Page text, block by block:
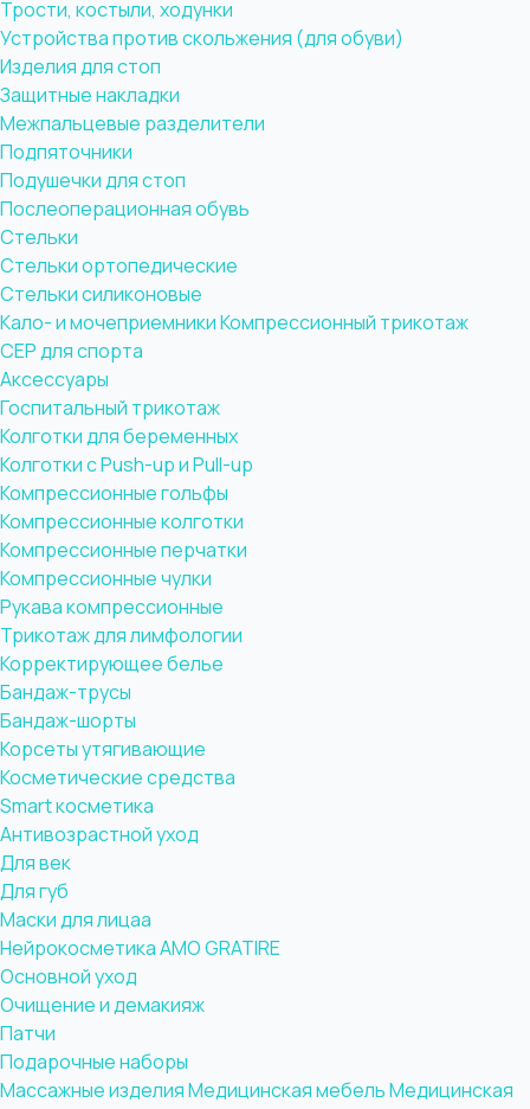
Трости, костыли, ходунки
Устройства против скольжения (для обуви)
Изделия для стоп
Защитные накладки
Межпальцевые разделители
Подпяточники
Подушечки для стоп
Послеоперационная обувь
Стельки
Стельки ортопедические
Стельки силиконовые
Кало- и мочеприемникиКомпрессионный трикотаж
CEP для спорта
Аксессуары
Госпитальный трикотаж
Колготки для беременных
Колготки с Push-up и Pull-up
Компрессионные гольфы
Компрессионные колготки
Компрессионные перчатки
Компрессионные чулки
Рукава компрессионные
Трикотаж для лимфологии
Корректирующее белье
Бандаж-трусы
Бандаж-шорты
Корсеты утягивающие
Косметические средства
Smart косметика
Антивозрастной уход
Для век
Для губ
Маски для лицаа
Нейрокосметика AMO GRATIRE
Основной уход
Очищение и демакияж
Патчи
Подарочные наборы
Массажные изделияМедицинская мебельМедицинская